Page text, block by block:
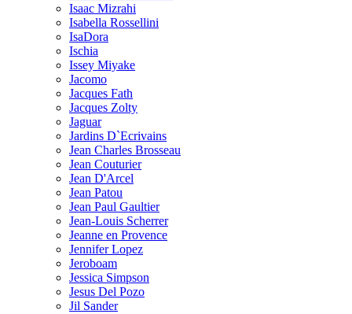
Isaac Mizrahi
Isabella Rossellini
IsaDora
Ischia
Issey Miyake
Jacomo
Jacques Fath
Jacques Zolty
Jaguar
Jardins D`Ecrivains
Jean Charles Brosseau
Jean Couturier
Jean D'Arcel
Jean Patou
Jean Paul Gaultier
Jean-Louis Scherrer
Jeanne en Provence
Jennifer Lopez
Jeroboam
Jessica Simpson
Jesus Del Pozo
Jil Sander